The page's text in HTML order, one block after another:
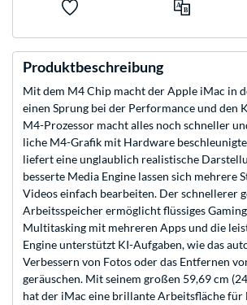
Produktbeschreibung
Mit dem M4 Chip macht der Apple iMac in
einen Sprung bei der Per­for­mance und den
M4-Prozessor macht alles noch schneller
liche M4-Grafik mit Hard­ware
liefert eine unglaub­lich realistische
besserte Media Engine lassen sich mehrere
Videos ein­fach bear­beiten. Der schnellerer
Arbeits­speicher ermög­licht flüssiges
Multi­tasking mit mehreren Apps und die
Engine unter­stützt KI-Auf­gaben, wie das
Verbessern von Fotos oder das Entfernen
geräuschen. Mit seinem großen 59,69 cm
hat der iMac eine brillante Arbeits­fläche